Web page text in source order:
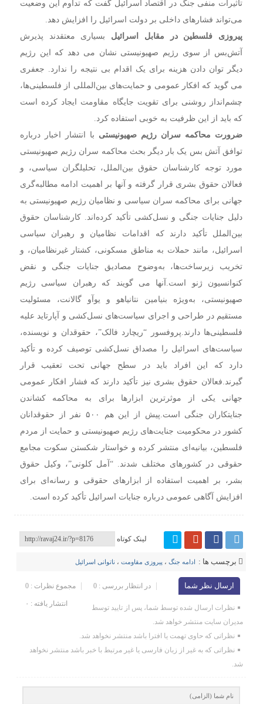
تاثیرات منفی جنگ در اقتصاد اسرائیل گفت که تداوم این وضعیت
می‌تواند فشارهای داخلی بر دولت اسرائیل را افزایش دهد.
پیروزی فلسطین در مقابل اسرائیل
بسیاری معتقدند پذیرش
آتش‌بس از سوی رژیم صهیونیستی نشان می دهد که این رژیم
دیگر توان دادن هزینه برای یک اقدام بی نتیجه را ندارد.‌ جعفری
می گوید که افکار عمومی و حمایت‌های بین‌المللی از فلسطینی‌ها،
چشم‌انداز روشنی برای تقویت جایگاه مقاومت ایجاد کرده است
که باید از این ظرفیت به خوبی استفاده کرد.
ضرورت محاکمه سران رژیم صهیونیستی با انتشار اخبار درباره
توافق آتش بس یک بار دیگر بحث محاکمه سران رژیم صهیونیستی
مورد توجه کارشناسان حقوق بین‌الملل، تحلیلگران سیاسی، و
فعالان حقوق بشری قرار گرفته و آنها بر اهمیت ادامه مطالبه‌گری
جهانی برای محاکمه سران سیاسی و نظامیان رژیم صهیونیستی به
دلیل جنایات جنگی و نسل‌کشی تأکید کرده‌اند.کارشناسان حقوق
بین‌الملل تأکید دارند که اقدامات نظامیان و رهبران سیاسی
اسرائیل، مانند حملات به مناطق مسکونی، کشتار غیرنظامیان، و
تخریب زیرساخت‌ها، به‌وضوح مصادیق جنایات جنگی و نقض
کنوانسیون ژنو است.آنها می گویند که رهبران سیاسی رژیم
صهیونیستی، به‌ویژه بنیامین نتانیاهو و یوآو گالانت، مسئولیت
مستقیم در طراحی و اجرای سیاست‌های نسل‌کشی و آپارتاید علیه
فلسطینی‌ها دارند.پروفسور “ریچارد فالک”، حقوقدان و نویسنده،
سیاست‌های اسرائیل را مصداق نسل‌کشی توصیف کرده و تأکید
دارد که این افراد باید در سطح جهانی تحت تعقیب قرار
گیرند.فعالان حقوق بشری نیز تأکید دارند که فشار افکار عمومی
جهانی یکی از موثرترین ابزارها برای به محاکمه کشاندن
جنایتکاران جنگی است.
پیش از این هم ۵۰۰ نفر از حقوقدانان
کشور در محکومیت جنایت‌های رژیم صهیونیستی و حمایت از مردم
فلسطین، بیانیه‌ای منتشر کرده و خواستار شکستن سکوت مجامع
حقوقی در کشور‌های مختلف شدند. “آمل کلونی”، وکیل حقوق
بشر، بر اهمیت استفاده از ابزارهای حقوقی و رسانه‌ای برای
افزایش آگاهی عمومی درباره جنایات اسرائیل تأکید کرده است.
لینک کوتاه
برچسب ها : ادامه جنگ ، پیروزی مقاومت ، ناتوانی اسرائیل
ارسال نظر شما مجموع نظرات : 0 در انتظار بررسی : 0
انتشار یافته : ۰
نظرات ارسال شده توسط شما، پس از تایید توسط
مدیران سایت منتشر خواهد شد.
نظراتی که حاوی تهمت یا افترا باشد منتشر نخواهد شد.
نظراتی که به غیر از زبان فارسی یا غیر مرتبط با خبر باشد منتشر نخواهد
شد.